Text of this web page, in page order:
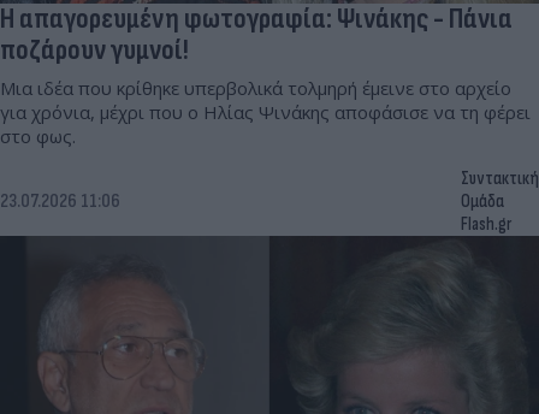
Η απαγορευμένη φωτογραφία: Ψινάκης - Πάνια
ποζάρουν γυμνοί!
Μια ιδέα που κρίθηκε υπερβολικά τολμηρή έμεινε στο αρχείο
για χρόνια, μέχρι που ο Ηλίας Ψινάκης αποφάσισε να τη φέρει
στο φως.
23.07.2026 11:06
Συντακτική
Ομάδα
Flash.gr